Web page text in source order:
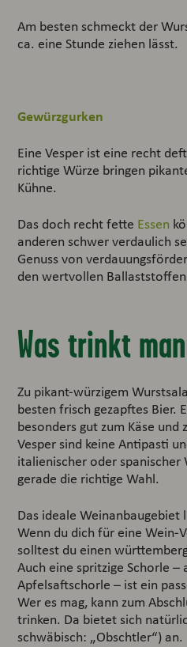
Am besten schmeckt der
ca. eine Stunde ziehen lässt.
Gewürzgurken
Eine Vesper ist eine recht
richtige Würze bringen
Kühne.
Das doch recht fette Essen
anderen schwer verdaulich
Genuss von
den wertvollen
Was trinkt
Zu pikant-würzigem
besten frisch gezapftes Bier.
besonders gut zum Käse und
Vesper sind keine Antipasti
italienischer oder spanischer
gerade die richtige Wahl.
Das ideale Weinanbaugebiet
Wenn du dich für eine Wein-
solltest du einen
Auch eine spritzige Schorle –
Apfelsaftschorle – ist ein
Wer es mag, kann zum
trinken. Da bietet sich
schwäbisch: „Obschtler“) an.